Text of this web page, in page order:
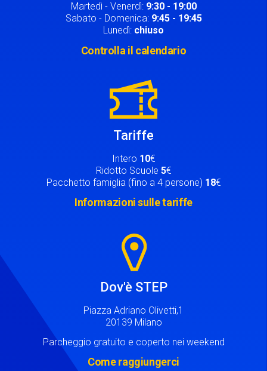
Martedì - Venerdì: 9:30 - 19:00
Sabato - Domenica: 9:45 - 19:45
Lunedì: chiuso
Controlla il calendario
Tariffe
Intero 10€
Ridotto Scuole 5€
Pacchetto famiglia (fino a 4 persone) 18€
Informazioni sulle tariffe
Dov'è STEP
Piazza Adriano Olivetti,1
20139 Milano
Parcheggio gratuito e coperto nei weekend
Come raggiungerci